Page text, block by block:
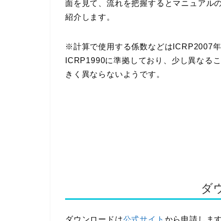
面を見て、流れを把握するとマニュアル
紹介します。
※計算で使用する係数などはICRP2007
ICRP1990に準拠しており、少し異なる
きく異ならないようです。
ダ
ダウンロードは公式サイト から申請しま